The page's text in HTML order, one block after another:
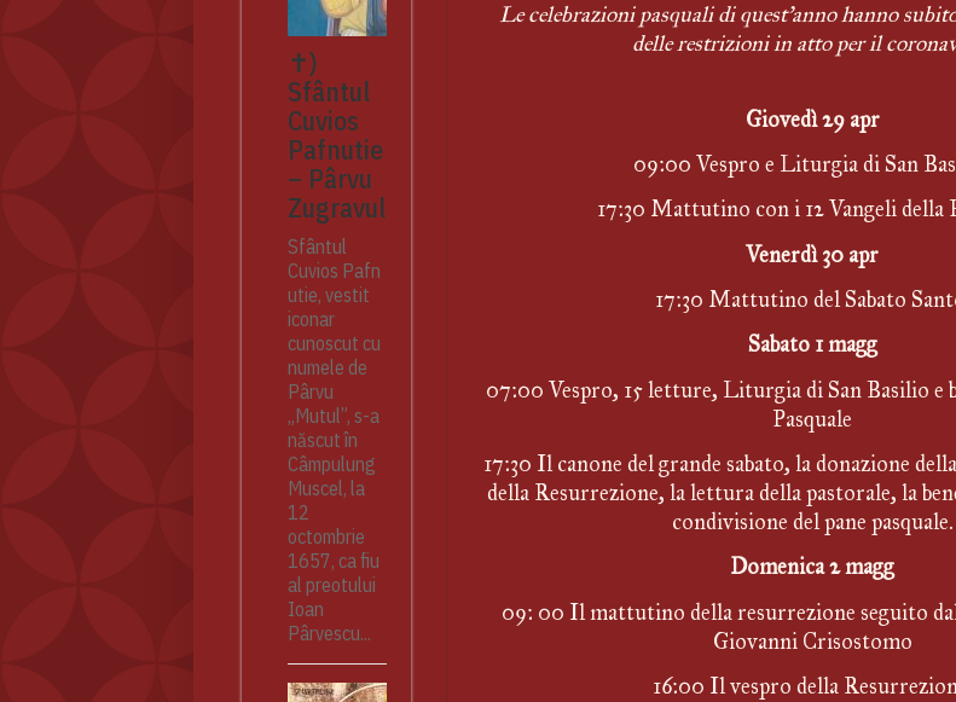
Le celebrazioni pasquali di quest'anno hanno
delle restrizioni in atto per il
Giovedì 29 apr
09:00 Vespro e Liturgia di San
17:30 Mattutino con i 12 Vangeli della
Venerdì 30 apr
17:30 Mattutino del Sabato
Sabato 1 magg
07:00 Vespro, 15 letture, Liturgia di San Basilio e
Pasquale
17:30 Il canone del grande sabato, la donazione
della Resurrezione, la lettura della pastorale, la
condivisione del pane pasquale.
Domenica 2 magg
09: 00 Il mattutino della resurrezione seguito
Giovanni Crisostomo
16:00 Il vespro della
✝)
Sfântul
Cuvios
Pafnutie
– Pârvu
Zugravul
Sfântul
Cuvios Pafn
utie, vestit
iconar
cunoscut cu
numele de
Pârvu
„Mutul”, s-a
născut în
Câmpulung
Muscel, la
12
octombrie
1657, ca fiu
al preotului
Ioan
Pârvescu...